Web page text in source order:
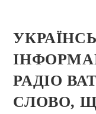
РАДІО
СЛОВО,